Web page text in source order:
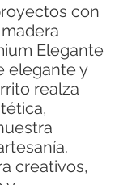
con
Elegante
elegante y
realza
creativos,